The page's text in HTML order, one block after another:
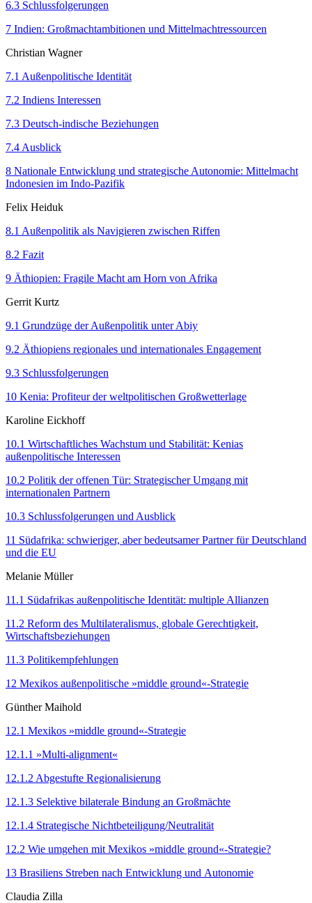
6.3 Schlussfolgerungen
7 Indien: Großmachtambitionen und Mittelmachtressourcen
Christian Wagner
7.1 Außenpolitische Identität
7.2 Indiens Interessen
7.3 Deutsch-indische Beziehungen
7.4 Ausblick
8 Nationale Entwicklung und strategische Autonomie: Mittelmacht
Indonesien im Indo-Pazifik
Felix Heiduk
8.1 Außenpolitik als Navigieren zwischen Riffen
8.2 Fazit
9 Äthiopien: Fragile Macht am Horn von Afrika
Gerrit Kurtz
9.1 Grundzüge der Außenpolitik unter Abiy
9.2 Äthiopiens regionales und internationales Engagement
9.3 Schlussfolgerungen
10 Kenia: Profiteur der weltpolitischen Großwetterlage
Karoline Eickhoff
10.1 Wirtschaftliches Wachstum und Stabi­lität: Kenias
außenpolitische Interessen
10.2 Politik der offenen Tür: Strategischer Umgang mit
internationalen Partnern
10.3 Schlussfolgerungen und Ausblick
11 Südafrika: schwieriger, aber bedeutsamer Partner für Deutschland
und die EU
Melanie Müller
11.1 Südafrikas außenpolitische Identität: multiple Allianzen
11.2 Reform des Multilateralismus, globale Gerechtigkeit,
Wirtschaftsbeziehungen
11.3 Politikempfehlungen
12 Mexikos außenpolitische »middle ground«-Strategie
Günther Maihold
12.1 Mexikos »middle ground«-Strategie
12.1.1 »Multi-alignment«
12.1.2 Abgestufte Regionalisierung
12.1.3 Selektive bilaterale Bindung an Großmächte
12.1.4 Strategische Nichtbeteiligung/Neutralität
12.2 Wie umgehen mit Mexikos »middle ground«-Strategie?
13 Brasiliens Streben nach Entwicklung und Autonomie
Claudia Zilla